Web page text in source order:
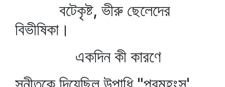
বটেকৃষ্ট, ভীরু ছেলেদের
বিভীষিকা।
একদিন কী কারণে